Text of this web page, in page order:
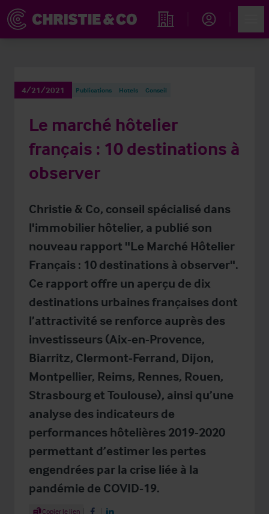
Rechercher un hôtel
4/21/2021 Publications Hotels Conseil
Le marché hôtelier
français : 10 destinations à
observer
Christie & Co, conseil spécialisé dans
l'immobilier hôtelier, a publié son
nouveau rapport "Le Marché Hôtelier
Français : 10 destinations à observer".
Ce rapport offre un aperçu de dix
destinations urbaines françaises dont
l’attractivité se renforce auprès des
investisseurs (Aix-en-Provence,
Biarritz, Clermont-Ferrand, Dijon,
Montpellier, Reims, Rennes, Rouen,
Strasbourg et Toulouse), ainsi qu’une
analyse des indicateurs de
performances hôtelières 2019-2020
permettant d’estimer les pertes
engendrées par la crise liée à la
pandémie de COVID-19.
Share Article
Copier le lien